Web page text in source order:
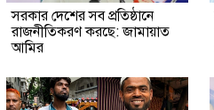
সরকার দেশের সব প্রতিষ্ঠানে
রাজনীতিকরণ করছে: জামায়াত
আমির